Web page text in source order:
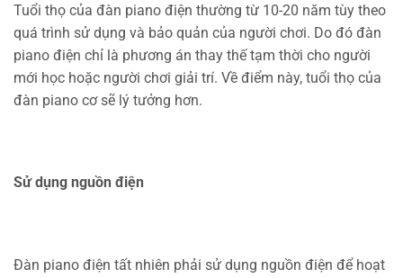
Tuổi thọ của đàn piano điện thường từ 10-20 năm tùy theo
quá trình sử dụng và bảo quản của người chơi. Do đó đàn
piano điện chỉ là phương án thay thế tạm thời cho người
mới học hoặc người chơi giải trí. Về điểm này, tuổi thọ của
đàn piano cơ sẽ lý tưởng hơn.
Sử dụng nguồn điện
Đàn piano điện tất nhiên phải sử dụng nguồn điện để hoạt